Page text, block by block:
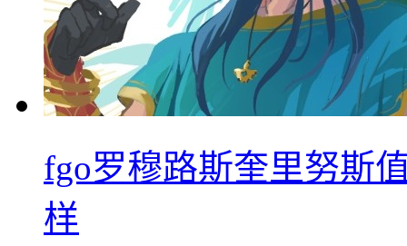
fgo罗穆路斯奎里努斯
样